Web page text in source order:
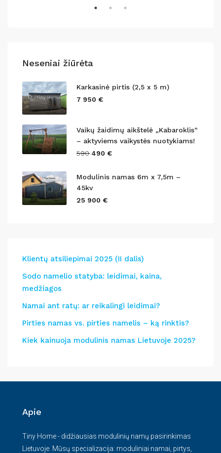
Neseniai žiūrėta
Karkasinė pirtis (2,5 x 5 m)
7 950 €
Vaikų žaidimų aikštelė „Kabaroklis“
– aktyviems vaikystės nuotykiams!
590 490 €
Modulinis namas 6m x 7,5m –
45kv
25 900 €
Klientų atsiliepimai 2025 (II dalis)
Sodo namelio statyba: leidimai, kaina,
medžiagos
Namai ant ratų: ar reikalingi leidimai?
Pirties namas vs. pirties namelis – ką rinktis?
Kiek kainuoja modulinis namas Lietuvoje 2025?
Apie
Tiny Home - didžiausias modulinių namų pasirinkimas
Lietuvoje. Mūsų specializacija: moduliniai namai, pirtys,